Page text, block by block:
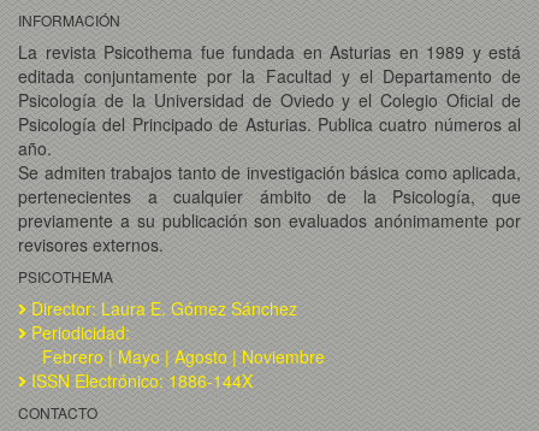
INFORMACIÓN
La revista Psicothema fue fundada en Asturias en 1989 y está
editada conjuntamente por la Facultad y el Departamento de
Psicología de la Universidad de Oviedo y el Colegio Oficial de
Psicología del Principado de Asturias. Publica cuatro números al
año.
Se admiten trabajos tanto de investigación básica como aplicada,
pertenecientes a cualquier ámbito de la Psicología, que
previamente a su publicación son evaluados anónimamente por
revisores externos.
PSICOTHEMA
Director: Laura E. Gómez Sánchez
Periodicidad:
Febrero | Mayo | Agosto | Noviembre
ISSN Electrónico: 1886-144X
CONTACTO